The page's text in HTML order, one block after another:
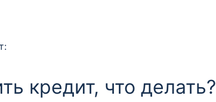
кредит, что делать?